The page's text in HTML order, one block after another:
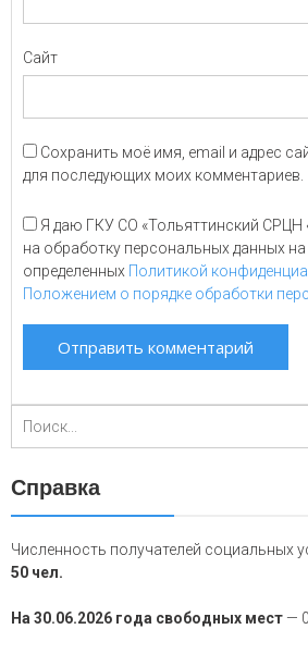
Сайт
Сохранить моё имя, email и адрес
для последующих моих комментариев.
Я даю ГКУ СО «Тольяттинский СРЦН
на обработку персональных данных на
определенных Политикой
Положением о порядке обработки
для:
Справка
Численность получателей социальных
50 чел.
На 30.06.2026 года свободных мест — 0